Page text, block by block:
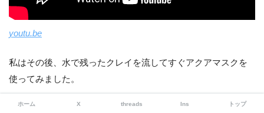
youtu.be
私はその後、水で残ったクレイを流してすぐアクアマスクを
使ってみました。
アクアマスクを単体で使った時より、使用感が全く変わって
ホーム X threads Ins トップ